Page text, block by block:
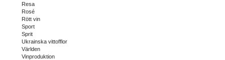
Resa
Rosé
Rött vin
Sport
Sprit
Ukrainska vittofflor
Världen
Vinproduktion